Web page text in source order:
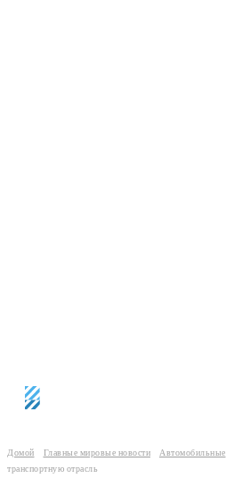
Домой Главные мировые новости Автомобильные
транспортную отрасль